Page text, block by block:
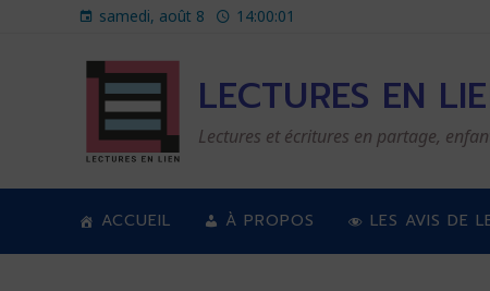
samedi, août 8 14:00:03
LECTURES EN
Lectures et écritures en partage,
ACCUEIL À PROPOS LES AVIS DE